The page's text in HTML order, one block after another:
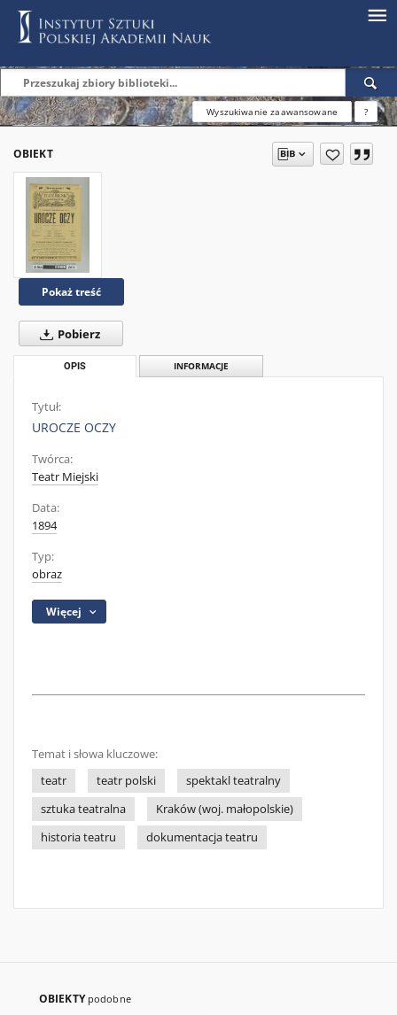
Wyszukiwanie zaawansowane ?
OBIEKT
Pokaż treść
Pobierz
OPIS INFORMACJE
Tytuł:
UROCZE OCZY
Twórca:
Teatr Miejski
Data:
1894
Typ:
obraz
Więcej
Temat i słowa kluczowe:
teatr
teatr polski
spektakl teatralny
sztuka teatralna
Kraków (woj. małopolskie)
historia teatru
dokumentacja teatru
OBIEKTY podobne